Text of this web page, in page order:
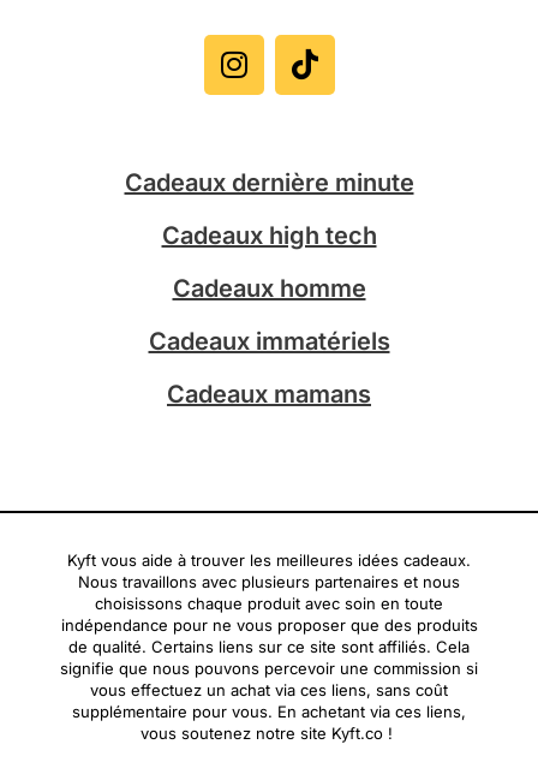
n
s
t
r
a
m
i
k
t
Cadeaux dernière minute
Cadeaux high tech
Cadeaux homme
Cadeaux immatériels
Cadeaux mamans
Kyft vous aide à trouver les meilleures idées cadeaux.
Nous travaillons avec plusieurs partenaires et nous
choisissons chaque produit avec soin en toute
indépendance pour ne vous proposer que des produits
de qualité. Certains liens sur ce site sont affiliés. Cela
signifie que nous pouvons percevoir une commission si
vous effectuez un achat via ces liens, sans coût
supplémentaire pour vous. En achetant via ces liens,
vous soutenez notre site Kyft.co !